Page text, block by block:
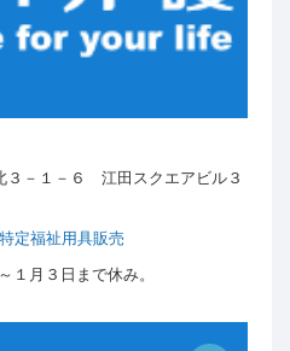
３－１－６ 江田スクエアビル３
特定福祉用具販売
１月３日まで休み。